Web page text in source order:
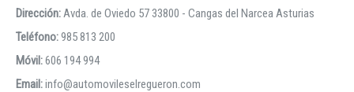
Dirección:Avda. de Oviedo 57 33800 - Cangas del Narcea Asturias
Teléfono:985 813 200
Móvil:606 194 994
Email:info@automovileselregueron.com